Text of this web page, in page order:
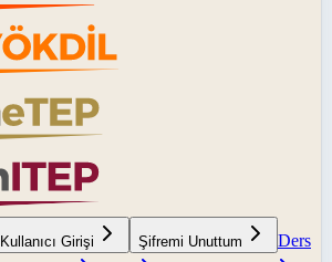
Kullanıcı Girişi Şifremi Unuttum
Ders